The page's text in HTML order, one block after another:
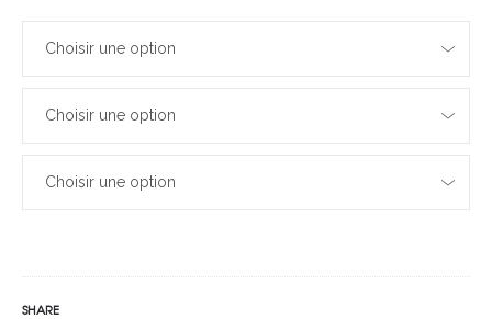
Choisir une option
Choisir une option
Choisir une option
SHARE